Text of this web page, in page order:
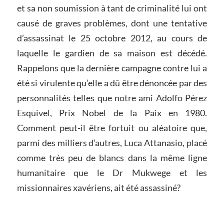
et sa non soumission à tant de criminalité lui ont
causé de graves problèmes, dont une tentative
d’assassinat le 25 octobre 2012, au cours de
laquelle le gardien de sa maison est décédé.
Rappelons que la dernière campagne contre lui a
été si virulente qu’elle a dû être dénoncée par des
personnalités telles que notre ami Adolfo Pérez
Esquivel, Prix Nobel de la Paix en 1980.
Comment peut-il être fortuit ou aléatoire que,
parmi des milliers d’autres, Luca Attanasio, placé
comme très peu de blancs dans la même ligne
humanitaire que le Dr Mukwege et les
missionnaires xavériens, ait été assassiné?